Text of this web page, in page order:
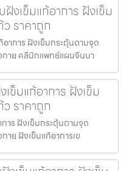
งเข็มแก้อาการ ฝังเข็ม
ราคาถูก
าการ ฝังเข็มกระตุ้นตามจุด
กาย คลีนิกแพทย์แผนจีนบา
เข็มแก้อาการ ฝังเข็ม
ราคาถูก
การ ฝังเข็มกระตุ้นตามจุด
าย ฝังเข็มแก้อาการเข